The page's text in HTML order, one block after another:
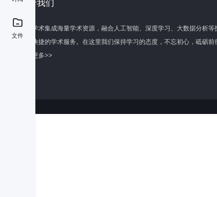
文件
关于我们
百度学术集成海量学术资源，融合人工智能、深度学习、大数据分析
全面快捷的学术服务。在这里我们保持学习的态度，不忘初心，砥砺前
了解更多>>